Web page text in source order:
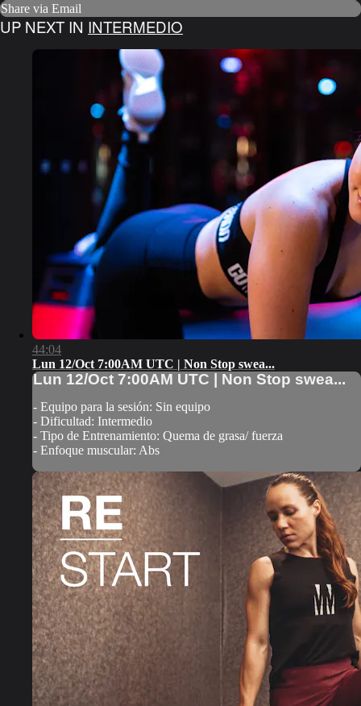
Share via Email
UP NEXT IN INTERMEDIO
44:04
Lun 12/Oct 7:00AM UTC | Non Stop swea...
Lun 12/Oct 7:00AM UTC | Non Stop swea...
- Equipo para la sesión: Sin equipo
- Dificultad: Intermedio
- Tipo de Entrenamiento: Quema de grasa/ fuerza
- Enfoque muscular: Abs